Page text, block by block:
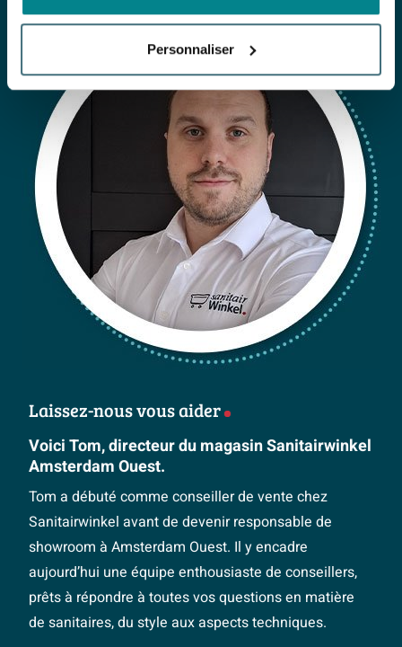
Personnaliser
Laissez-nous vous aider
Voici Tom, directeur du magasin Sanitairwinkel
Amsterdam Ouest.
Tom a débuté comme conseiller de vente chez
Sanitairwinkel avant de devenir responsable de
showroom à Amsterdam Ouest. Il y encadre
aujourd’hui une équipe enthousiaste de conseillers,
prêts à répondre à toutes vos questions en matière
de sanitaires, du style aux aspects techniques.